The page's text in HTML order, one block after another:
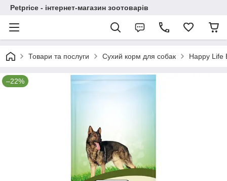
Petprice - інтернет-магазин зоотоварів
Товари та послуги Сухий корм для собак Happy Life
–22%